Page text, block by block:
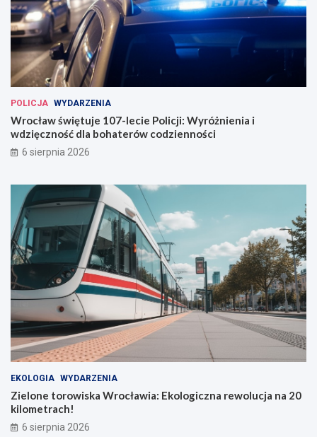
POLICJA WYDARZENIA
Wrocław świętuje 107-lecie Policji: Wyróżnienia i
wdzięczność dla bohaterów codzienności
6 sierpnia 2026
EKOLOGIA WYDARZENIA
Zielone torowiska Wrocławia: Ekologiczna rewolucja na 20
kilometrach!
6 sierpnia 2026